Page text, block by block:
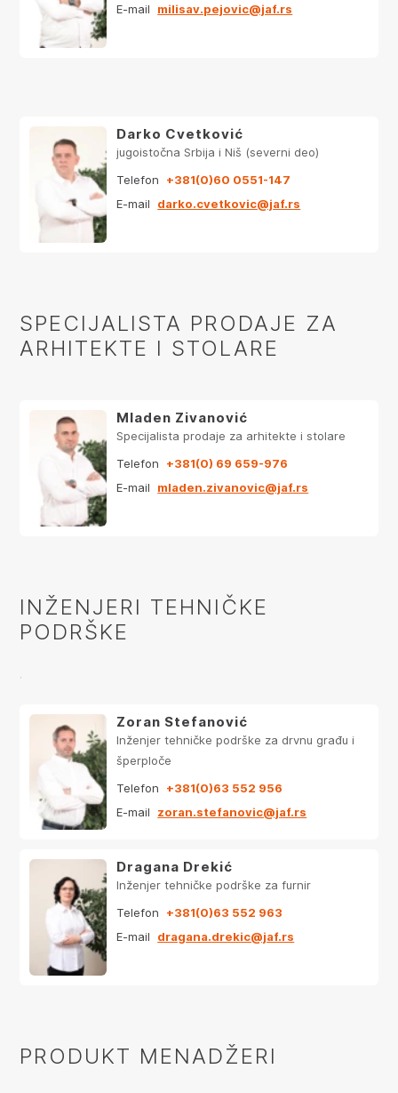
E-mail milisav.pejovic@jaf.rs
Darko Cvetković
jugoistočna Srbija i Niš (severni deo)
Telefon
+381(0)60 0551-147
E-mail
darko.cvetkovic@jaf.rs
SPECIJALISTA PRODAJE ZA
ARHITEKTE I STOLARE
Mladen Zivanović
Specijalista prodaje za arhitekte i stolare
Telefon
+381(0) 69 659-976
E-mail
mladen.zivanovic@jaf.rs
INŽENJERI TEHNIČKE
PODRŠKE
.
Zoran Stefanović
Inženjer tehničke podrške za drvnu građu i
šperploče
Telefon
+381(0)63 552 956
E-mail
zoran.stefanovic@jaf.rs
Dragana Drekić
Inženjer tehničke podrške za furnir
Telefon
+381(0)63 552 963
E-mail
dragana.drekic@jaf.rs
PRODUKT MENADŽERI